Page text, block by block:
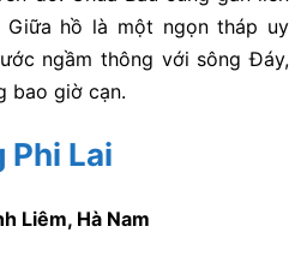
hồ là một ngọn tháp uy
ngầm thông với sông Đáy,
bao giờ cạn.
Phi Lai
Liêm, Hà Nam